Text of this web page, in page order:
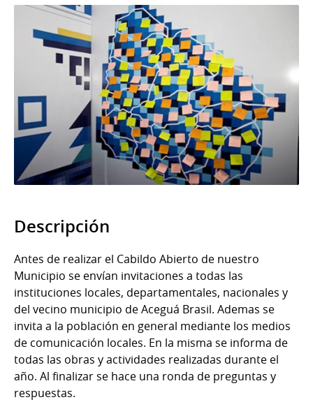
Descripción
Antes de realizar el Cabildo Abierto de nuestro
Municipio se envían invitaciones a todas las
instituciones locales, departamentales, nacionales y
del vecino municipio de Aceguá Brasil. Ademas se
invita a la población en general mediante los medios
de comunicación locales. En la misma se informa de
todas las obras y actividades realizadas durante el
año. Al finalizar se hace una ronda de preguntas y
respuestas.